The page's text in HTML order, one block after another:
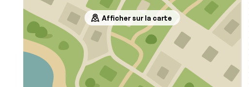
Afficher sur la carte